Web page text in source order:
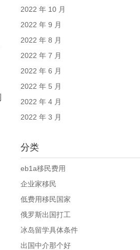
2022 年 10 月
2022 年 9 月
2022 年 8 月
2022 年 7 月
2022 年 6 月
2022 年 5 月
2022 年 4 月
2022 年 3 月
分类
eb1a移民费用
企业家移民
低费用移民国家
俄罗斯出国打工
冰岛留学具体条件
出国中介那个好